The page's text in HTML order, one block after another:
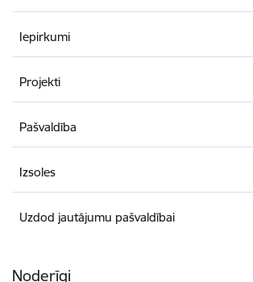
Iepirkumi
Projekti
Pašvaldība
Izsoles
Uzdod jautājumu pašvaldībai
Noderīgi